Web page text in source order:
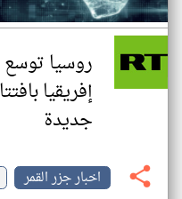
روسيا
جديدة
اخبار جزر القمر